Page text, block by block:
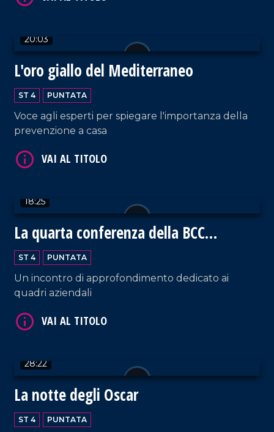
20:03
L'oro giallo del Mediterraneo
ST 4 PUNTATA
Voce agli esperti per spiegare l'importanza della
prevenzione a casa
18:25
La quarta conferenza della BCC
Mediocrati
ST 4 PUNTATA
Un incontro di approfondimento dedicato ai
quadri aziendali
28:22
La notte degli Oscar
ST 4 PUNTATA
VAI AL TITOLO